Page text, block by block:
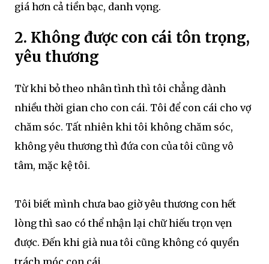
giá hơn cả tiền bạc, danh vọng.
2. Không được con cái tôn trọng,
yêu thương
Từ khi bỏ theo nhân tình thì tôi chẳng dành
nhiều thời gian cho con cái. Tôi để con cái cho vợ
chăm sóc. Tất nhiên khi tôi không chăm sóc,
không yêu thương thì đứa con của tôi cũng vô
tâm, mặc kệ tôi.
Tôi biết mình chưa bao giờ yêu thương con hết
lòng thì sao có thể nhận lại chữ hiếu trọn vẹn
được. Đến khi già nua tôi cũng không có quyền